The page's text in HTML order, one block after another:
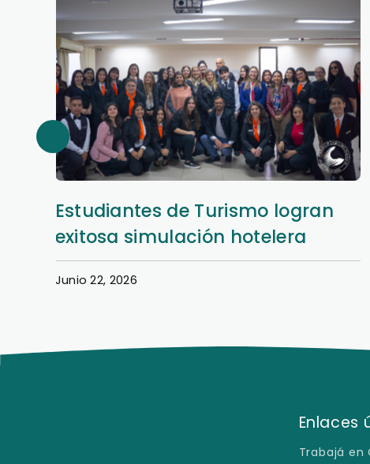
Así se vivió la Semana Hotelera
en la Filial San Lorenzo
Junio 22, 2026
Enlaces
Trabajá en